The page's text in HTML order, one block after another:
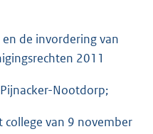
de invordering van
2011
Nootdorp;
college van 9 november